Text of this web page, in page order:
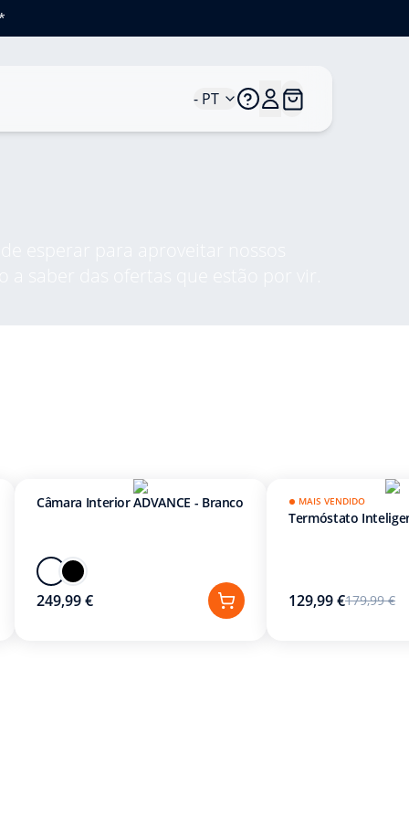
- PT
Câmara Interior ADVANCE - Branco
249,99 €
MAIS VENDIDO
Termóstato
129,99 €179,99 €